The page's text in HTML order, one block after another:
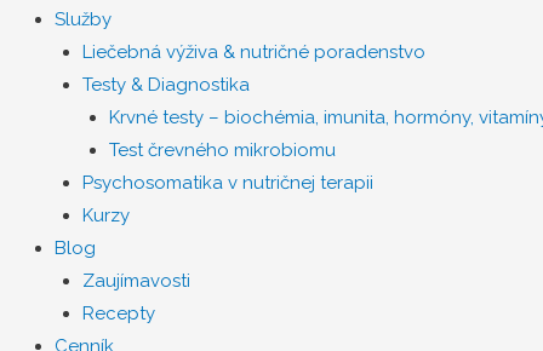
Služby
Liečebná výživa & nutričné poradenstvo
Testy & Diagnostika
Krvné testy – biochémia, imunita, hormóny,
Test črevného mikrobiomu
Psychosomatika v nutričnej terapii
Kurzy
Blog
Zaujímavosti
Recepty
Cenník